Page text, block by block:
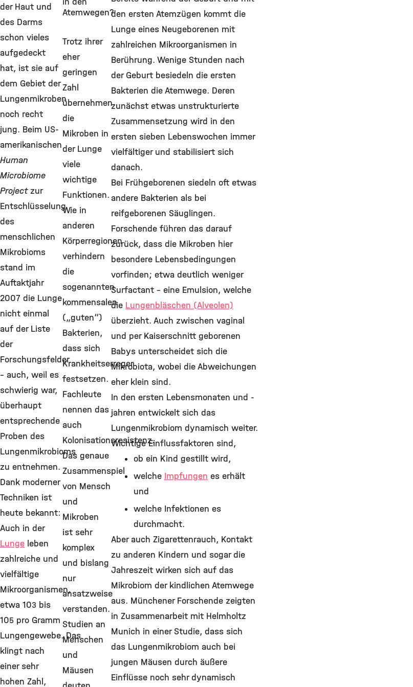
der Haut und
des Darms
schon vieles
aufgedeckt
hat, ist sie auf
dem Gebiet der
Lungenmikroben
noch recht
jung. Beim US-
amerikanischen
Human
Microbiome
Projectzur
Entschlüsselung
des
menschlichen
Mikrobioms
stand im
Auftaktjahr
2007 die Lunge
nicht einmal
auf der Liste
der
Forschungsfelder
– auch, weil es
schwierig war,
überhaupt
entsprechende
Proben des
Lungenmikrobioms
zu entnehmen.
Dank moderner
Techniken ist
heute bekannt:
Auch in der
Lunge leben
zahlreiche und
vielfältige
Mikroorganismen,
etwa 103 bis
105 pro Gramm
Lungengewebe. Das
klingt nach
einer sehr
hohen Zahl,
Atemwegen?
Trotz ihrer
eher
geringen
Zahl
übernehmen
die
Mikroben in
der Lunge
viele
wichtige
Funktionen.
Wie in
anderen
Körperregionen
verhindern
die
sogenannten
kommensalen
(„guten“)
Bakterien,
dass sich
Krankheitserreger
festsetzen.
Fachleute
nennen das
auch
Kolonisationsresistenz.
Das genaue
Zusammenspiel
von Mensch
und
Mikroben
ist sehr
komplex
und bislang
nur
ansatzweise
verstanden.
Studien an
Menschen
und
Mäusen
den ersten Atemzügen kommt die
Lunge eines Neugeborenen mit
zahlreichen Mikroorganismen in
Berührung. Wenige Stunden nach
der Geburt besiedeln die ersten
Bakterien die Atemwege. Deren
zunächst etwas unstrukturierte
Zusammensetzung wird in den
ersten sieben Lebenswochen immer
vielfältiger und stabilisiert sich
danach.
Bei Frühgeborenen siedeln oft etwas
andere Bakterien als bei
reifgeborenen Säuglingen.
Forschende führen das darauf
zurück, dass die Mikroben hier
besondere Lebensbedingungen
vorfinden; etwa deutlich weniger
Surfactant – eine Emulsion, welche
die Lungenbläschen (Alveolen)
überzieht. Auch zwischen vaginal
und per Kaiserschnitt geborenen
Babys unterscheidet sich die
Mikrobiota, wobei die Abweichungen
eher klein sind.
In den ersten Lebensmonaten und -
jahren entwickelt sich das
Lungenmikrobiom dynamisch weiter.
Wichtige Einflussfaktoren sind,
ob ein Kind gestillt wird,
welche Impfungen es erhält
und
welche Infektionen es
durchmacht.
Aber auch Zigarettenrauch, Kontakt
zu anderen Kindern und sogar die
Jahreszeit wirken sich auf das
Mikrobiom der kindlichen Atemwege
aus. Münchener Forschende zeigten
in Zusammenarbeit mit Helmholtz
Munich in einer Studie, dass sich
das Lungenmikrobiom auch bei
jungen Mäusen durch äußere
Einflüsse noch sehr dynamisch